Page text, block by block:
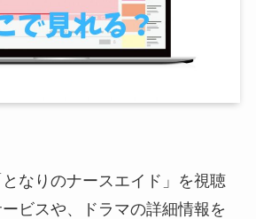
なりのナースエイド」を視聴
ビスや、ドラマの詳細情報を